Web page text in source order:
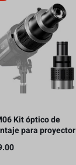
Kit óptico de
para proyector
Bowens con 5
de Gobos y 35